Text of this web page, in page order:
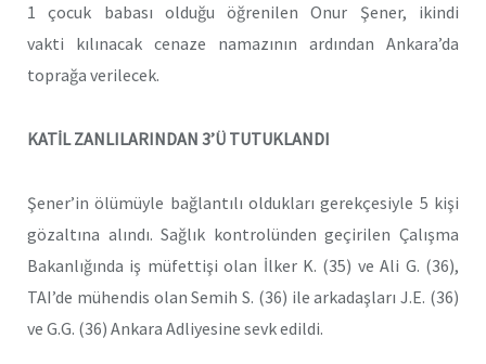
1 çocuk babası olduğu öğrenilen Onur Şener, ikindi
vakti kılınacak cenaze namazının ardından Ankara’da
toprağa verilecek.
KATİL ZANLILARINDAN 3’Ü TUTUKLANDI
Şener’in ölümüyle bağlantılı oldukları gerekçesiyle 5 kişi
gözaltına alındı. Sağlık kontrolünden geçirilen Çalışma
Bakanlığında iş müfettişi olan İlker K. (35) ve Ali G. (36),
TAI’de mühendis olan Semih S. (36) ile arkadaşları J.E. (36)
ve G.G. (36) Ankara Adliyesine sevk edildi.